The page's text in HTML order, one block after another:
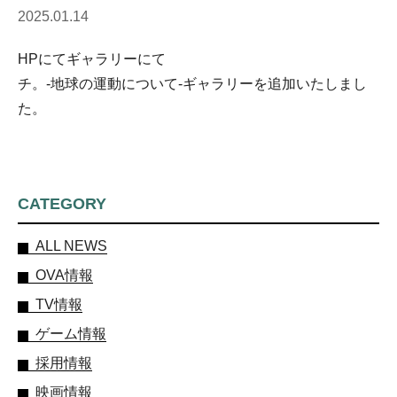
2025.01.14
HPにてギャラリーにて
チ。-地球の運動について-ギャラリーを追加いたしまし
た。
CATEGORY
ALL NEWS
OVA情報
TV情報
ゲーム情報
採用情報
映画情報